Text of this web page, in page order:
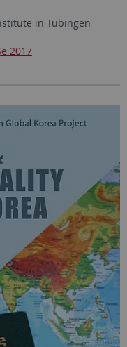
in Tübingen
2017